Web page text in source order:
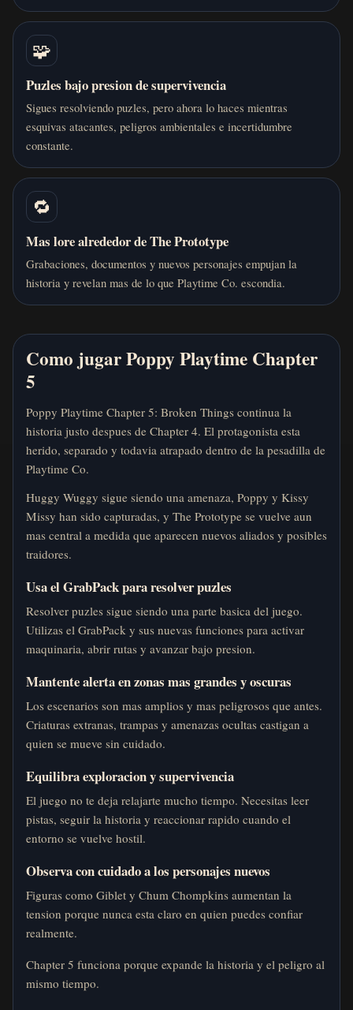
🧩
Puzles bajo presion de supervivencia
Sigues resolviendo puzles, pero ahora lo haces mientras
esquivas atacantes, peligros ambientales e incertidumbre
constante.
🔁
Mas lore alrededor de The Prototype
Grabaciones, documentos y nuevos personajes empujan la
historia y revelan mas de lo que Playtime Co. escondia.
Como jugar Poppy Playtime Chapter
5
Poppy Playtime Chapter 5: Broken Things continua la
historia justo despues de Chapter 4. El protagonista esta
herido, separado y todavia atrapado dentro de la pesadilla de
Playtime Co.
Huggy Wuggy sigue siendo una amenaza, Poppy y Kissy
Missy han sido capturadas, y The Prototype se vuelve aun
mas central a medida que aparecen nuevos aliados y posibles
traidores.
Usa el GrabPack para resolver puzles
Resolver puzles sigue siendo una parte basica del juego.
Utilizas el GrabPack y sus nuevas funciones para activar
maquinaria, abrir rutas y avanzar bajo presion.
Mantente alerta en zonas mas grandes y oscuras
Los escenarios son mas amplios y mas peligrosos que antes.
Criaturas extranas, trampas y amenazas ocultas castigan a
quien se mueve sin cuidado.
Equilibra exploracion y supervivencia
El juego no te deja relajarte mucho tiempo. Necesitas leer
pistas, seguir la historia y reaccionar rapido cuando el
entorno se vuelve hostil.
Observa con cuidado a los personajes nuevos
Figuras como Giblet y Chum Chompkins aumentan la
tension porque nunca esta claro en quien puedes confiar
realmente.
Chapter 5 funciona porque expande la historia y el peligro al
mismo tiempo.